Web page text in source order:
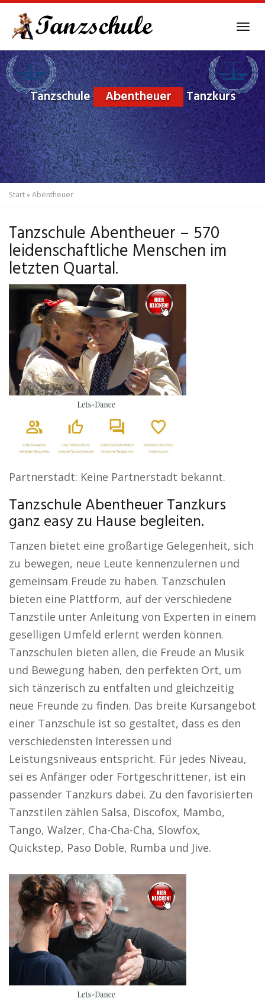
main
content
Tanzschule Abentheuer Tanzkurs
Start»Abentheuer
Tanzschule Abentheuer – 570
leidenschaftliche Menschen im
letzten Quartal.
Partnerstadt: Keine Partnerstadt bekannt.
Tanzschule Abentheuer Tanzkurs
ganz easy zu Hause begleiten.
Tanzen bietet eine großartige Gelegenheit, sich
zu bewegen, neue Leute kennenzulernen und
gemeinsam Freude zu haben. Tanzschulen
bieten eine Plattform, auf der verschiedene
Tanzstile unter Anleitung von Experten in einem
geselligen Umfeld erlernt werden können.
Tanzschulen bieten allen, die Freude an Musik
und Bewegung haben, den perfekten Ort, um
sich tänzerisch zu entfalten und gleichzeitig
neue Freunde zu finden. Das breite Kursangebot
einer Tanzschule ist so gestaltet, dass es den
verschiedensten Interessen und
Leistungsniveaus entspricht. Für jedes Niveau,
sei es Anfänger oder Fortgeschrittener, ist ein
passender Tanzkurs dabei. Zu den favorisierten
Tanzstilen zählen Salsa, Discofox, Mambo,
Tango, Walzer, Cha-Cha-Cha, Slowfox,
Quickstep, Paso Doble, Rumba und Jive.